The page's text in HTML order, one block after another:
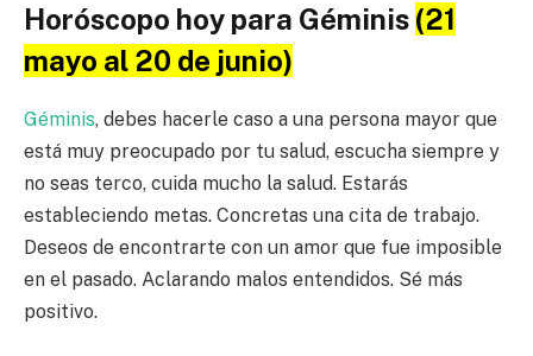
Horóscopo hoy para Géminis (21
mayo al 20 de junio)
Géminis, debes hacerle caso a una persona mayor que
está muy preocupado por tu salud, escucha siempre y
no seas terco, cuida mucho la salud. Estarás
estableciendo metas. Concretas una cita de trabajo.
Deseos de encontrarte con un amor que fue imposible
en el pasado. Aclarando malos entendidos. Sé más
positivo.